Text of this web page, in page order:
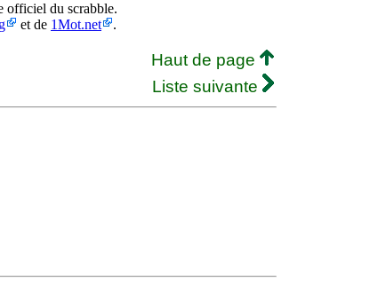
officiel du scrabble.
et de 1Mot.net .
Haut de page
Liste suivante